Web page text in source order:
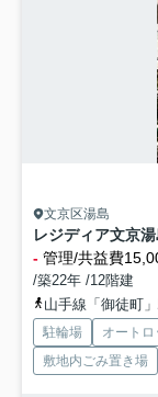
文京区湯島
レジディア文京
- 管理/共益費
/築22年 /12階建
山手線「御徒町
駐輪場 オートロ
敷地内ごみ置き場